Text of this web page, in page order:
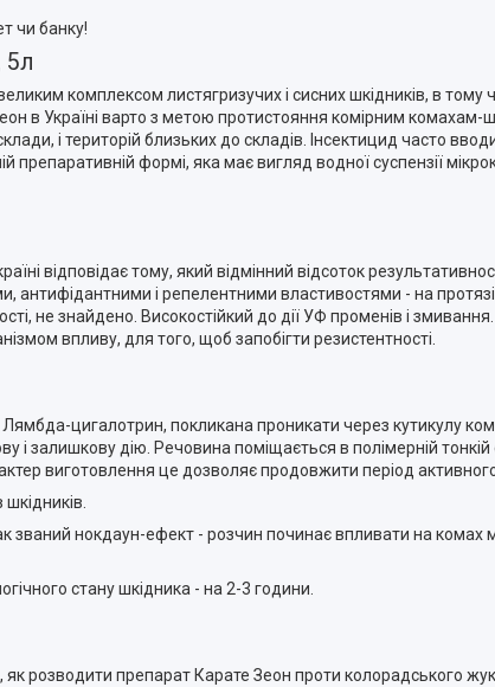
чи банку!
5л
комплексом листягризучих і сисних шкідників, в тому
в Україні варто з метою протистояння комірним комахам-
і територій близьких до складів. Інсектицид часто
препаративній формі, яка має вигляд водної суспензії
відповідає тому, який відмінний відсоток
антифідантними і репелентними властивостями - на
не знайдено. Високостійкий до дії УФ променів і
впливу, для того, щоб запобігти резистентності.
цигалотрин, покликана проникати через кутикулу
і залишкову дію. Речовина поміщається в полімерній
виготовлення це дозволяє продовжити період активного
званий нокдаун-ефект - розчин починає впливати на комах
стану шкідника - на 2-3 години.
розводити препарат Карате Зеон проти колорадського